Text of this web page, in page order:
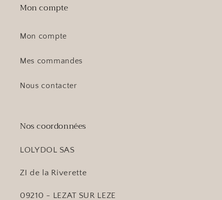
Mon compte
Mon compte
Mes commandes
Nous contacter
Nos coordonnées
LOLYDOL SAS
ZI de la Riverette
09210 - LEZAT SUR LEZE